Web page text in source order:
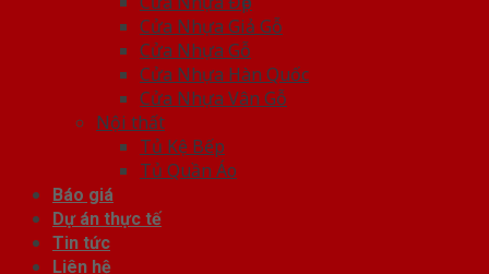
Cửa Nhựa Giả Gỗ
Cửa Nhựa Gỗ
Cửa Nhựa Hàn Quốc
Cửa Nhựa Vân Gỗ
Nội thất
Tủ Kệ Bếp
Tủ Quần Áo
Báo giá
Dự án thực tế
Tin tức
Liên hệ